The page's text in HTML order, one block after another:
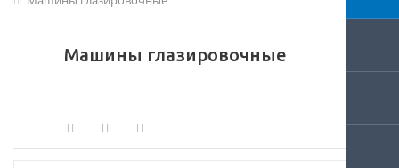
Машины глазировочные